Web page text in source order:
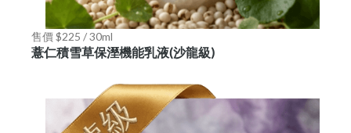
售價 $225 / 30ml
薏仁積雪草保溼機能乳液(沙龍級)